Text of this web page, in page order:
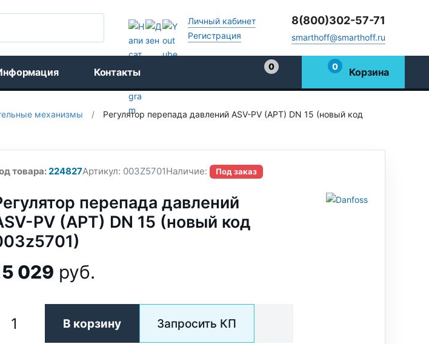
Личный кабинет
Регистрация
8(800)302-57-71
smarthoff@smarthoff.ru
Контакты
0
0 Корзина
механизмы /
Регулятор перепада давлений ASV-PV (APT) DN 15 (новый код
товара:224827Артикул: 003Z5701Наличие: Под заказ
перепада давлений
PV (APT) DN 15 (новый код
029 руб.
В корзину Запросить КП